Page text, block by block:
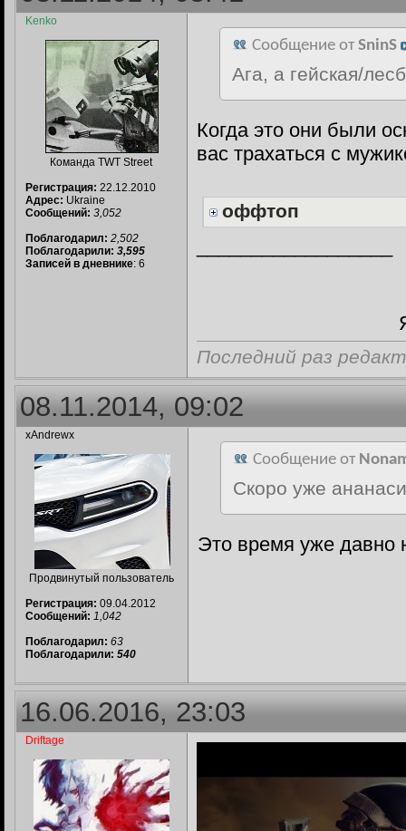
Kenko
Команда TWT Street
Регистрация: 22.12.2010
Адрес: Ukraine
Сообщений: 3,052
Поблагодарил: 2,502
Поблагодарили: 3,595
Записей в дневнике: 6
Сообщение от SninS
Ага, а гейская/
Когда это они были
вас трахаться с
оффтоп
Последний раз
08.11.2014, 09:02
xAndrewx
Продвинутый пользователь
Регистрация: 09.04.2012
Сообщений: 1,042
Поблагодарил: 63
Поблагодарили: 540
Сообщение от
Скоро уже
Это время уже давно
16.06.2016, 23:03
Driftage